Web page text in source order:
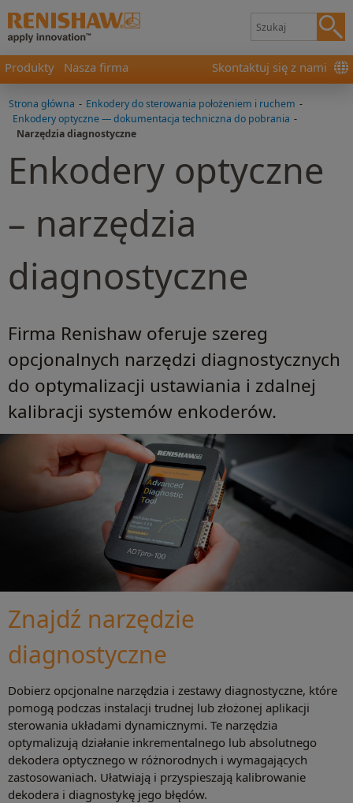
Produkty Nasza firma Skontaktuj się z nami
Strona główna - Enkodery do sterowania położeniem i ruchem -
Enkodery optyczne — dokumentacja techniczna do pobrania -
Narzędzia diagnostyczne
Enkodery optyczne
– narzędzia
diagnostyczne
Firma Renishaw oferuje szereg
opcjonalnych narzędzi diagnostycznych
do optymalizacji ustawiania i zdalnej
kalibracji systemów enkoderów.
Znajdź narzędzie
diagnostyczne
Dobierz opcjonalne narzędzia i zestawy diagnostyczne, które
pomogą podczas instalacji trudnej lub złożonej aplikacji
sterowania układami dynamicznymi. Te narzędzia
optymalizują działanie inkrementalnego lub absolutnego
dekodera optycznego w różnorodnych i wymagających
zastosowaniach. Ułatwiają i przyspieszają kalibrowanie
dekodera i diagnostykę jego błędów.